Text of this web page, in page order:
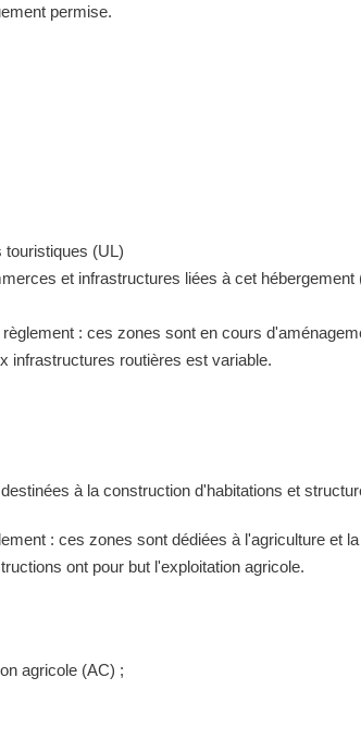
permise.
touristiques (UL)
et infrastructures liées à cet hébergement
règlement : ces zones sont en cours
infrastructures routières est variable.
à la construction d'habitations et
: ces zones sont dédiées à l'agriculture et
ont pour but l'exploitation agricole.
agricole (AC) ;